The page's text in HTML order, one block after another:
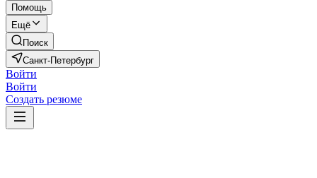
Помощь
Ещё
Поиск
Санкт-Петербург
Войти
Войти
Создать резюме